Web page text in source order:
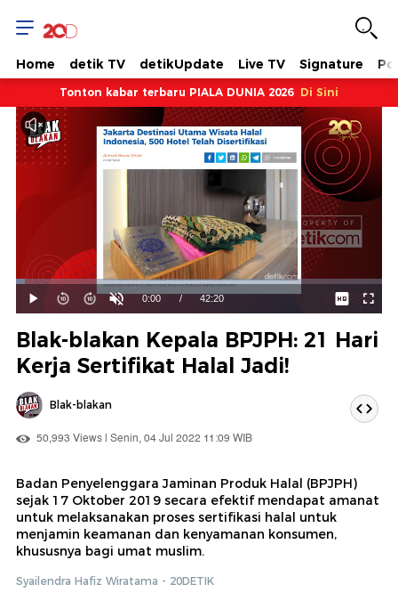
Home detik TV detikUpdate Live TV Signature
Tonton kabar terbaru PIALA DUNIA 2026 Di Sini
Mainkan
Suara
Hidup
Waktu
ini
0:00 / Durasi
42:20
Dimuat:
2.36%
Blak-blakan Kepala BPJPH: 21 Hari
Kerja Sertifikat Halal Jadi!
Blak-blakan
50,993 Views | Senin, 04 Jul 2022 11:09 WIB
Badan Penyelenggara Jaminan Produk Halal (BPJPH)
sejak 17 Oktober 2019 secara efektif mendapat amanat
untuk melaksanakan proses sertifikasi halal untuk
menjamin keamanan dan kenyamanan konsumen,
khususnya bagi umat muslim.
Syailendra Hafiz Wiratama - 20DETIK